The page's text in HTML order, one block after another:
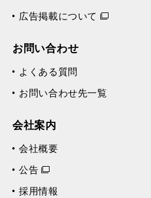
広告掲載について
お問い合わせ
よくある質問
お問い合わせ先一覧
会社案内
会社概要
公告
採用情報